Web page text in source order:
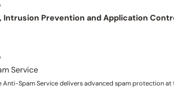
Prevention and Application
Service
Anti-Spam Service delivers advanced spam protection